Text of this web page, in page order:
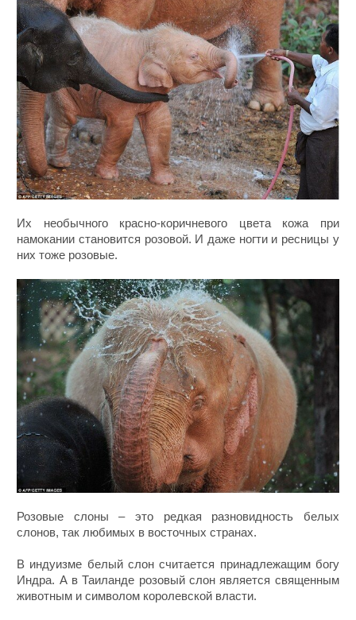
Их необычного красно-коричневого цвета кожа при
намокании становится розовой. И даже ногти и ресницы у
них тоже розовые.
Розовые слоны – это редкая разновидность белых
слонов, так любимых в восточных странах.
В индуизме белый слон считается принадлежащим богу
Индра. А в Таиланде розовый слон является священным
животным и символом королевской власти.